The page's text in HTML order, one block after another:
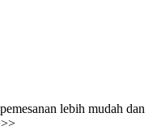
lebih mudah dan